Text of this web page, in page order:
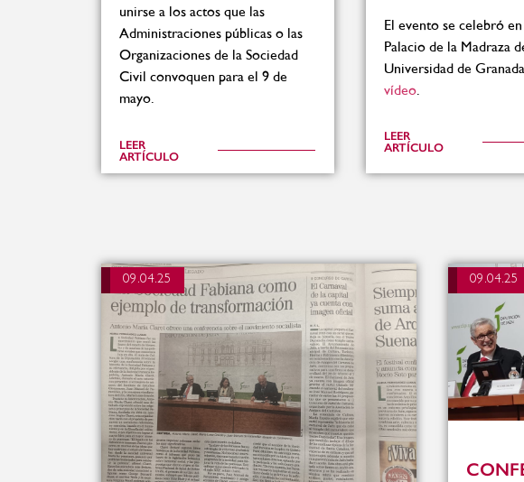
unirse a los actos que las
Administraciones públicas o las
Organizaciones de la Sociedad
Civil convoquen para el 9 de
mayo.
LEER
ARTÍCULO
El evento se celebró
Palacio de la Madraza
Universidad de Granada.
vídeo.
LEER
ARTÍCULO
09.04.25 09.04.25